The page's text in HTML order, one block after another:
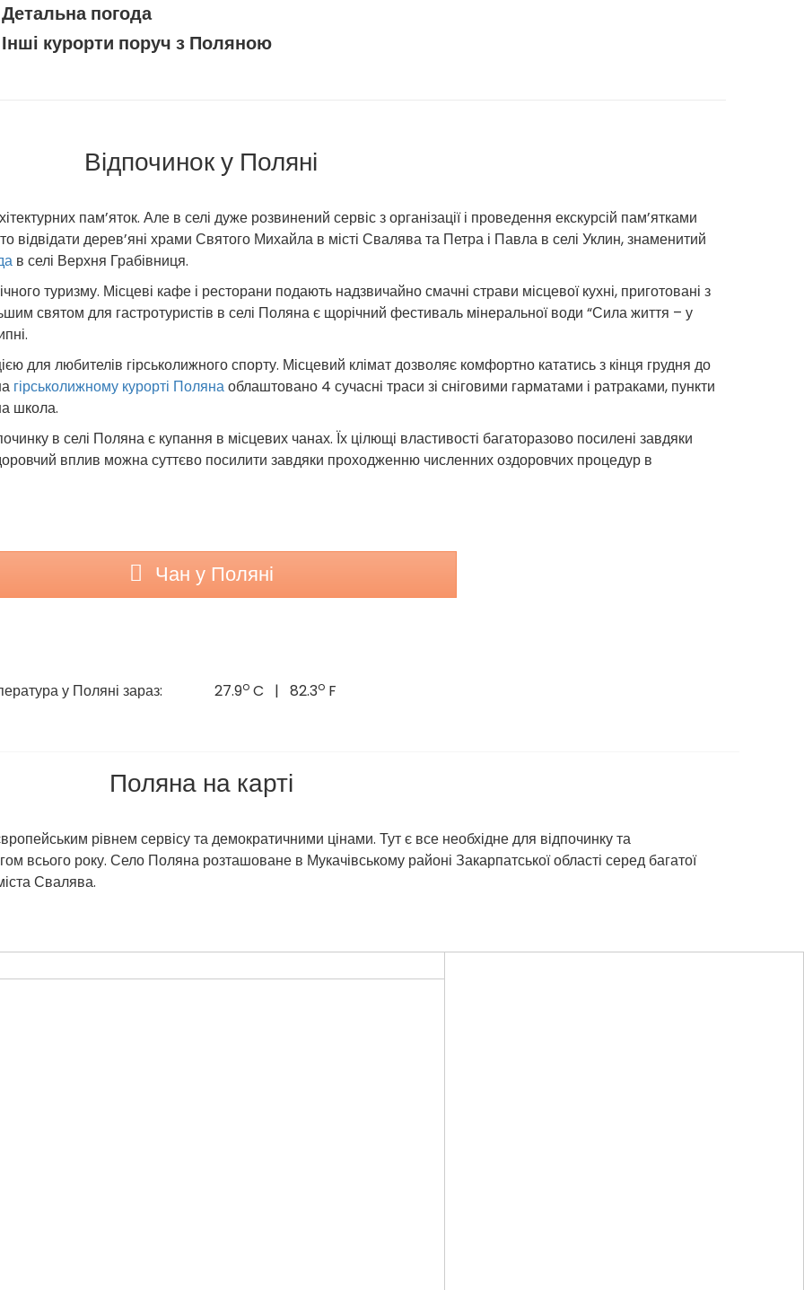
Детальна погода
Інші курорти поруч з Поляною
Відпочинок у Поляні
пам’яток. Але в селі дуже розвинений сервіс з організації і проведення екскурсій пам’ятками
дерев’яні храми Святого Михайла в місті Свалява та Петра і Павла в селі Уклин, знаменитий
в селі Верхня Грабівниця.
туризму. Місцеві кафе і ресторани подають надзвичайно смачні страви місцевої кухні, приготовані з
святом для гастротуристів в селі Поляна є щорічний фестиваль мінеральної води “Сила життя – у
для любителів гірськолижного спорту. Місцевий клімат дозволяє комфортно кататись з кінця грудня до
гірськолижному курорті Полянаоблаштовано 4 сучасні траси зі сніговими гарматами і ратраками, пункти
школа.
в селі Поляна є купання в місцевих чанах. Їх цілющі властивості багаторазово посилені завдяки
вплив можна суттєво посилити завдяки проходженню численних оздоровчих процедур в
Чан у Поляні
у Поляні зараз: 27.9o C | 82.3o F
Поляна на карті
рівнем сервісу та демократичними цінами. Тут є все необхідне для відпочинку та
всього року. Село Поляна розташоване в Мукачівському районі Закарпатської області серед багатої
Свалява.